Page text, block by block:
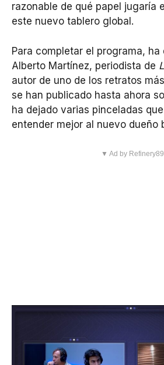
razonable de qué papel jugaría el
este nuevo tablero global.
Para completar el programa,
Alberto Martínez, periodista de
autor de uno de los retratos
se han publicado hasta ahora
ha dejado varias pinceladas
entender mejor al nuevo dueño
▼ Ad by Refinery89